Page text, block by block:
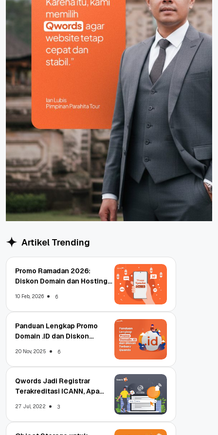
Artikel Trending
Promo Ramadan 2026:
Diskon Domain dan Hosting
10 Feb, 2026 6
Panduan Lengkap Promo
Domain .ID dan Diskon
20 Nov, 2025 6
Qwords Jadi Registrar
Terakreditasi ICANN, Apa
27 Jul, 2022 3